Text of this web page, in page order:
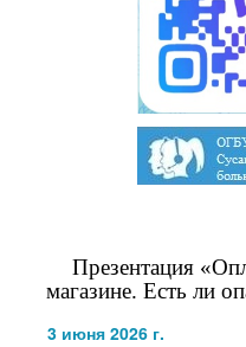
Презентация
магазине. Есть ли
3 июня 2026 г.